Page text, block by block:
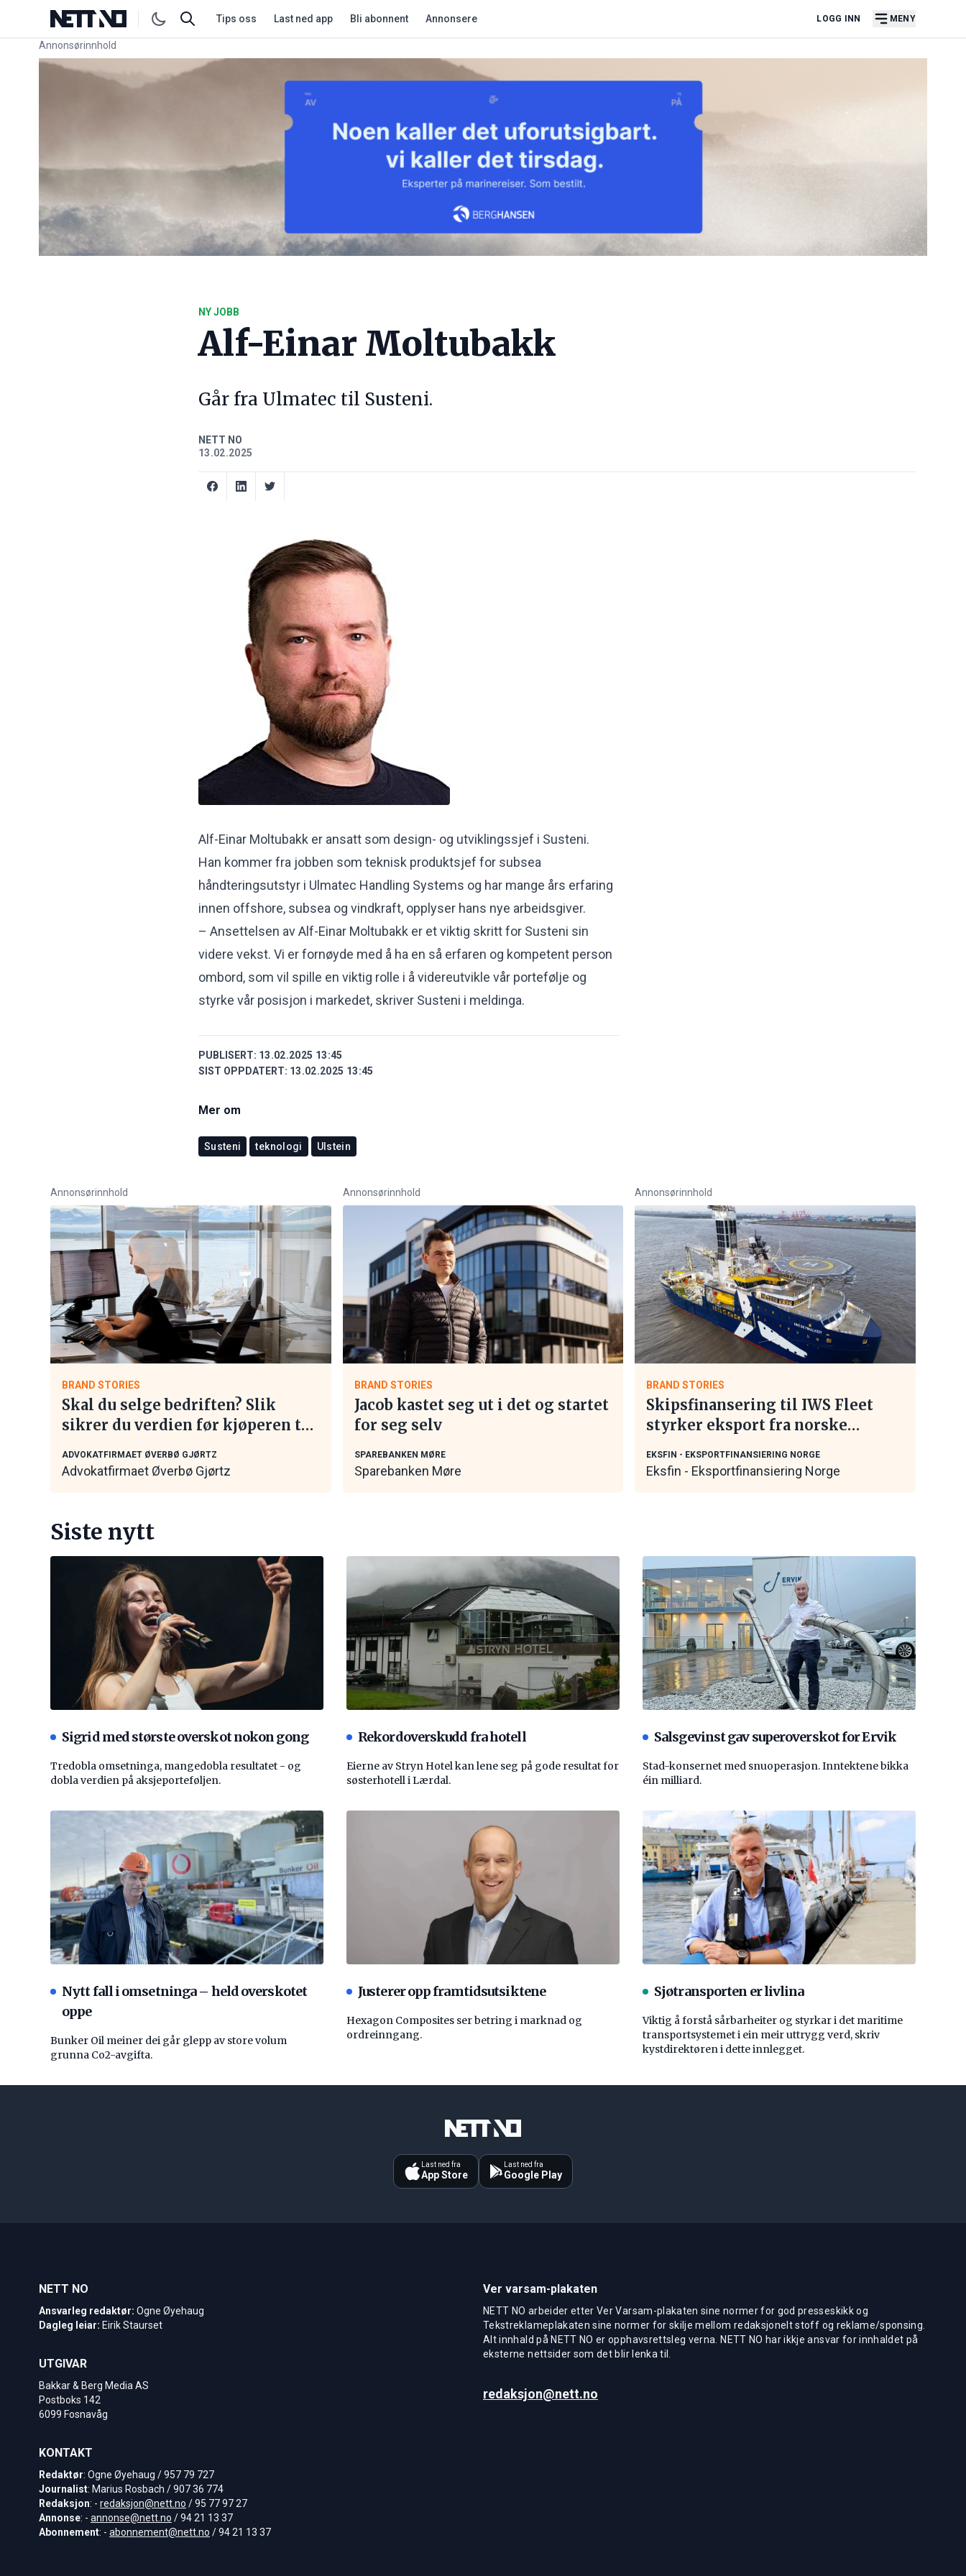
Tips oss Last ned app Bli abonnent Annonsere LOGG INN MENY
Annonsørinnhold
Link for annonse
NY JOBB
Alf-Einar Moltubakk
Går fra Ulmatec til Susteni.
NETT NO
13.02.2025
Alf-Einar Moltubakk er ansatt som design- og utviklingssjef i Susteni.
Han kommer fra jobben som teknisk produktsjef for subsea
håndteringsutstyr i Ulmatec Handling Systems og har mange års erfaring
innen offshore, subsea og vindkraft, opplyser hans nye arbeidsgiver.
– Ansettelsen av Alf-Einar Moltubakk er et viktig skritt for Susteni sin
videre vekst. Vi er fornøyde med å ha en så erfaren og kompetent person
ombord, som vil spille en viktig rolle i å videreutvikle vår portefølje og
styrke vår posisjon i markedet, skriver Susteni i meldinga.
PUBLISERT: 13.02.2025 13:45
SIST OPPDATERT: 13.02.2025 13:45
Mer om
Susteni teknologi Ulstein
Annonsørinnhold
BRAND STORIES
Skal du selge bedriften? Slik
sikrer du verdien før kjøperen tar
ADVOKATFIRMAET ØVERBØ GJØRTZ
Advokatfirmaet Øverbø Gjørtz
Annonsørinnhold
BRAND STORIES
Jacob kastet seg ut i det og startet
for seg selv
SPAREBANKEN MØRE
Sparebanken Møre
Annonsørinnhold
BRAND STORIES
Skipsfinansering til IWS Fleet
styrker eksport fra norske
EKSFIN - EKSPORTFINANSIERING NORGE
Eksfin - Eksportfinansiering Norge
Siste nytt
Sigrid med største overskot nokon gong
Tredobla omsetninga, mangedobla resultatet - og
dobla verdien på aksjeporteføljen.
Rekordoverskudd fra hotell
Eierne av Stryn Hotel kan lene seg på gode resultat for
søsterhotell i Lærdal.
Salsgevinst gav superoverskot for Ervik
Stad-konsernet med snuoperasjon. Inntektene bikka
éin milliard.
Nytt fall i omsetninga – held overskotet
oppe
Bunker Oil meiner dei går glepp av store volum
grunna Co2-avgifta.
Justerer opp framtidsutsiktene
Hexagon Composites ser betring i marknad og
ordreinngang.
Sjøtransporten er livlina
Viktig å forstå ­sårbarheiter og styrkar i det maritime
transport­systemet i ein meir uttrygg verd, skriv
kystdirektøren i dette innlegget.
Last ned fra
App Store
Last ned fra
Google Play
NETT NO
Ansvarleg redaktør: Ogne Øyehaug
Dagleg leiar: Eirik Staurset
UTGIVAR
Bakkar & Berg Media AS
Postboks 142
6099 Fosnavåg
KONTAKT
Redaktør: Ogne Øyehaug / 957 79 727
Journalist: Marius Rosbach / 907 36 774
Redaksjon: - redaksjon@nett.no / 95 77 97 27
Annonse: - annonse@nett.no / 94 21 13 37
Abonnement: - abonnement@nett.no / 94 21 13 37
Ver varsam-plakaten
NETT NO arbeider etter Ver Varsam-plakaten sine normer for god presseskikk og
Tekstreklameplakaten sine normer for skilje mellom redaksjonelt stoff og reklame/sponsing.
Alt innhald på NETT NO er opphavsrettsleg verna. NETT NO har ikkje ansvar for innhaldet på
eksterne nettsider som det blir lenka til.
redaksjon@nett.no